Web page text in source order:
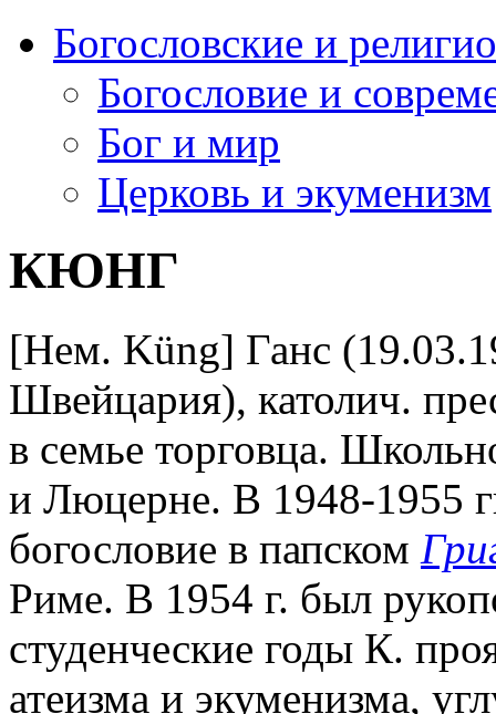
Богословские и
Богословие и
Бог и мир
Церковь и экуменизм
КЮНГ
[Нем. Küng] Ганс
Швейцария), католич.
в семье торговца.
и Люцерне. В 1948-1955
богословие в папском
Риме. В 1954 г. был
студенческие годы К.
атеизма и экуменизма,